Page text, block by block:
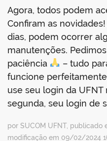
Agora, todos podem
Confiram as
dias, podem ocorrer
manutenções.
paciência
– tudo
funcione
use seu login da
segunda, seu login de
por SUCOM UFNT,
modificação em 09/02/2024